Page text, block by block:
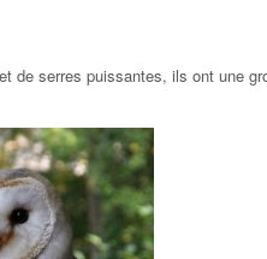
de serres puissantes, ils ont une
SOCIOLOGIE
UNE HISTOIRE DANS
L’HISTOIRE